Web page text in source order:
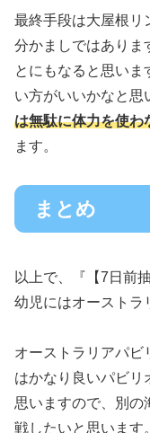
最終手段は大屋根リ
分かましではありま
とにもなると思いま
い方がいいかなと思
は無駄に体力を使わ
ます。
まとめ
以上で、『【7日前
幼児にはオーストラ
オーストラリアパビ
はかなり良いパビリ
思いますので、別の
戦したいと思います。